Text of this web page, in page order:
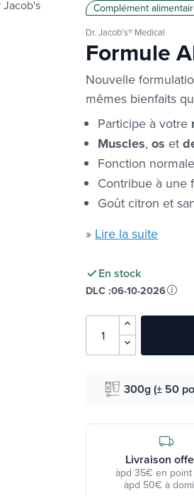
Complément
Dr. Jacob's® Medical
Formule
Nouvelle
mêmes bienfaits
Participe à votre
Muscles,os et
Fonction
Contribue à
Goût citron et
» Lire la suite
En stock
DLC :06-10-2026
300g (± 50
Livraison
àpd 35€ en point
àpd 50€ à